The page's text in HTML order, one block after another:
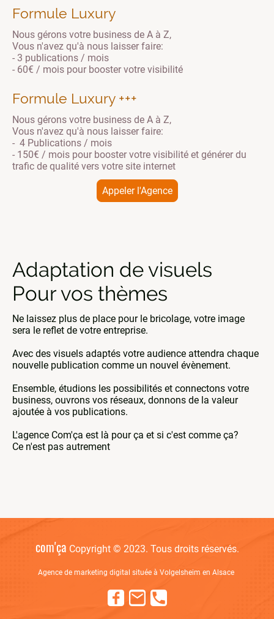
Formule Luxury
Nous gérons votre business de A à Z,
Vous n'avez qu'à nous laisser faire:
- 3 publications / mois
- 60€ / mois pour booster votre visibilité
Formule Luxury +++
Nous gérons votre business de A à Z,
Vous n'avez qu'à nous laisser faire:
- 4 Publications / mois
- 150€ / mois pour booster votre visibilité et générer du
trafic de qualité vers votre site internet
Appeler l'Agence
Adaptation de visuels
Pour vos thèmes
Ne laissez plus de place pour le bricolage, votre image
sera le reflet de votre entreprise.
Avec des visuels adaptés votre audience attendra chaque
nouvelle publication comme un nouvel évènement.
Ensemble, étudions les possibilités et connectons votre
business, ouvrons vos réseaux, donnons de la valeur
ajoutée à vos publications.
L'agence Com'ça est là pour ça et si c'est comme ça?
Ce n'est pas autrement
com'ça Copyright © 2023. Tous droits réservés.
Agence de marketing digital située à Volgelsheim en Alsace